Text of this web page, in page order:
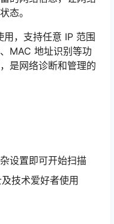
态。
，支持任意 IP 范围
MAC 地址识别等功
是网络诊断和管理的
设置即可开始扫描
技术爱好者使用